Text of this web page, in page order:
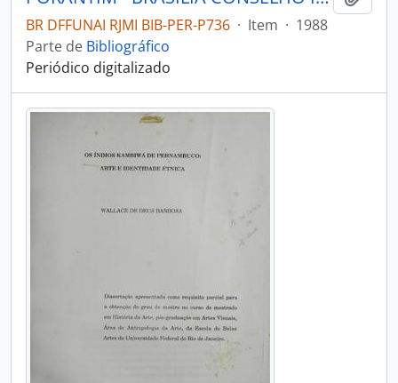
BR DFFUNAI RJMI BIB-PER-P736 · Item · 1988
Parte de Bibliográfico
Periódico digitalizado